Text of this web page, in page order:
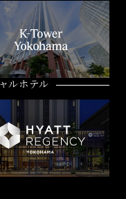
ルホテル